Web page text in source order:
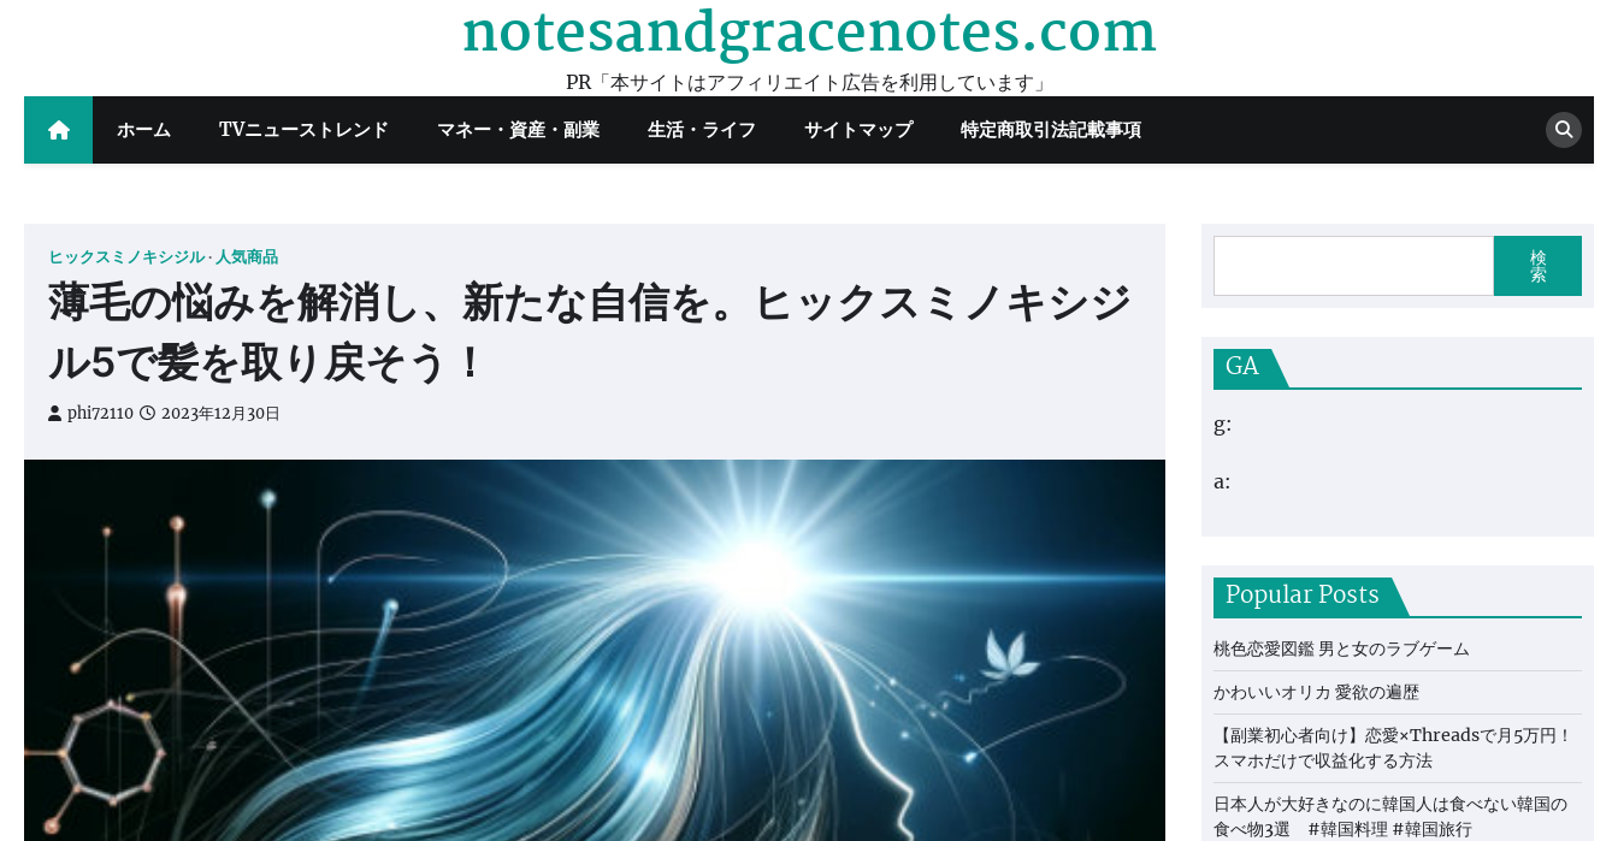
notesandgracenotes.com
PR「本サイトはアフィリエイト広告を利用しています」
ホーム TVニューストレンド マネー・資産・副業 生活・ライフ サイトマップ 特定商取引法記載事項
ヒックスミノキシジル 人気商品
薄毛の悩みを解消し、新たな自信を。ヒックスミノキシジ
ル5で髪を取り戻そう！
phi72110 2023年12月30日
検
索
GA
g:
a:
Popular Posts
桃色恋愛図鑑 男と女のラブゲーム
かわいいオリカ 愛欲の遍歴
【副業初心者向け】恋愛×Threadsで月5万円！
スマホだけで収益化する方法
日本人が大好きなのに韓国人は食べない韓国の
食べ物3選 #韓国料理 #韓国旅行